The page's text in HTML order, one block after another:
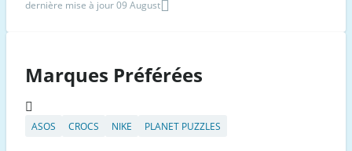
dernière mise à jour 09 August
Marques Préférées
ASOS CROCS NIKE PLANET PUZZLES